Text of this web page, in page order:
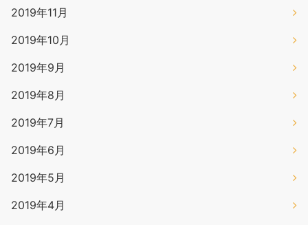
2019年11月
2019年10月
2019年9月
2019年8月
2019年7月
2019年6月
2019年5月
2019年4月